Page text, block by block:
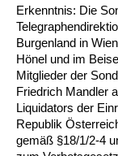
Erkenntnis: Die
Burgenland in
Hönel und im
Mitglieder der
Friedrich Mandler
Liquidators der
Republik
gemäß §18/1/2-4